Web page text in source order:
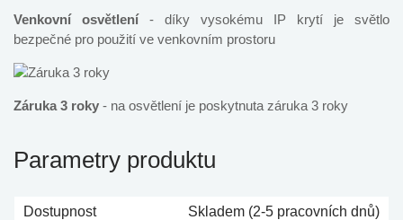
Venkovní osvětlení- díky vysokému IP krytí je světlo
bezpečné pro použití ve venkovním prostoru
Záruka 3 roky - na osvětlení je poskytnuta záruka 3 roky
Parametry produktu
Dostupnost
Skladem (2-5 pracovních dnů)